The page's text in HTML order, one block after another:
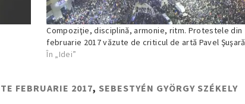
Compoziţie, disciplină, armonie, ritm. Protestele din
februarie 2017 văzute de criticul de artă Pavel Şuşară
În „Idei”
FEBRUARIE 2017, SEBESTYÉN GYÖRGY SZÉKELY